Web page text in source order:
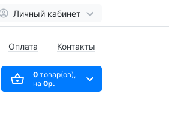
Личный кабинет
Оплата Контакты
0товар(ов),
на 0р.